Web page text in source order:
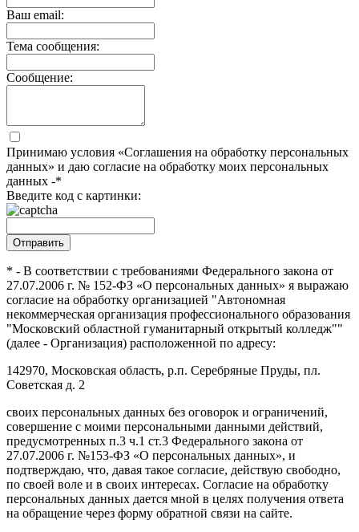
Ваш email:
Тема сообщения:
Сообщение:
Принимаю условия «Соглашения на обработку персональных
данных» и даю согласие на обработку моих персональных
данных -*
Введите код с картинки:
* - В соответствии с требованиями Федерального закона от
27.07.2006 г. № 152-ФЗ «О персональных данных» я выражаю
согласие на обработку организацией "Автономная
некоммерческая организация профессионального образования
"Московский областной гуманитарный открытый колледж""
(далее - Организация) расположенной по адресу:
142970, Московская область, р.п. Серебряные Пруды, пл.
Советская д. 2
своих персональных данных без оговорок и ограничений,
совершение с моими персональными данными действий,
предусмотренных п.3 ч.1 ст.3 Федерального закона от
27.07.2006 г. №153-ФЗ «О персональных данных», и
подтверждаю, что, давая такое согласие, действую свободно,
по своей воле и в своих интересах. Согласие на обработку
персональных данных дается мной в целях получения ответа
на обращение через форму обратной связи на сайте.